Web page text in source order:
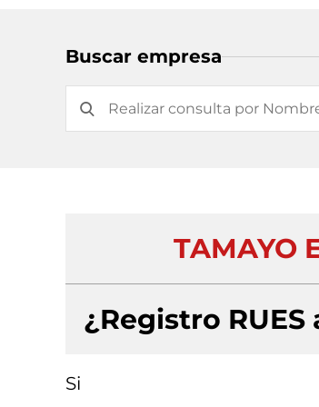
Buscar empresa
TAMAYO
¿Registro RUES
Si